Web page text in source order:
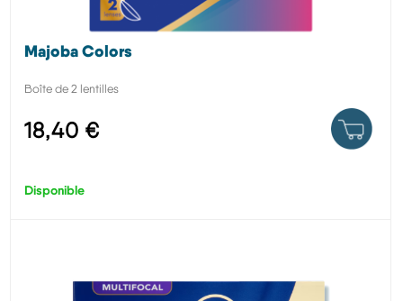
Majoba Colors
Boîte de 2 lentilles
18,40 €
Disponible